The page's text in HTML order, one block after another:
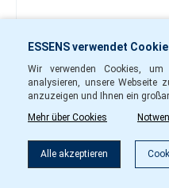
Filter
-
ESSENS verwendet
Wir verwenden Cookies,
analysieren, unsere Webseite
anzuzeigen und Ihnen ein
Mehr über Cookies
Alle akzeptieren